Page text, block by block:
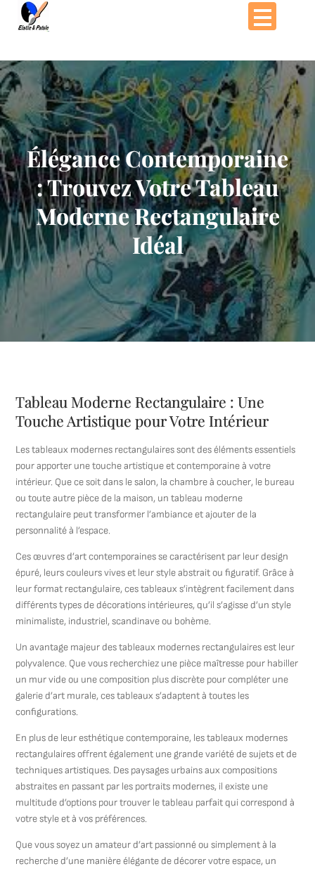
Passer
Élégance Contemporaine
: Trouvez Votre Tableau
Moderne Rectangulaire
Idéal
Tableau Moderne Rectangulaire : Une
Touche Artistique pour Votre Intérieur
Les tableaux modernes rectangulaires sont des éléments essentiels
pour apporter une touche artistique et contemporaine à votre
intérieur. Que ce soit dans le salon, la chambre à coucher, le bureau
ou toute autre pièce de la maison, un tableau moderne
rectangulaire peut transformer l’ambiance et ajouter de la
personnalité à l’espace.
Ces œuvres d’art contemporaines se caractérisent par leur design
épuré, leurs couleurs vives et leur style abstrait ou figuratif. Grâce à
leur format rectangulaire, ces tableaux s’intègrent facilement dans
différents types de décorations intérieures, qu’il s’agisse d’un style
minimaliste, industriel, scandinave ou bohème.
Un avantage majeur des tableaux modernes rectangulaires est leur
polyvalence. Que vous recherchiez une pièce maîtresse pour habiller
un mur vide ou une composition plus discrète pour compléter une
galerie d’art murale, ces tableaux s’adaptent à toutes les
configurations.
En plus de leur esthétique contemporaine, les tableaux modernes
rectangulaires offrent également une grande variété de sujets et de
techniques artistiques. Des paysages urbains aux compositions
abstraites en passant par les portraits modernes, il existe une
multitude d’options pour trouver le tableau parfait qui correspond à
votre style et à vos préférences.
Que vous soyez un amateur d’art passionné ou simplement à la
recherche d’une manière élégante de décorer votre espace, un